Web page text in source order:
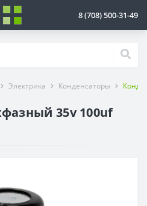
8 (708) 500-31-49
Электрика Конденсаторы
35v 100uf